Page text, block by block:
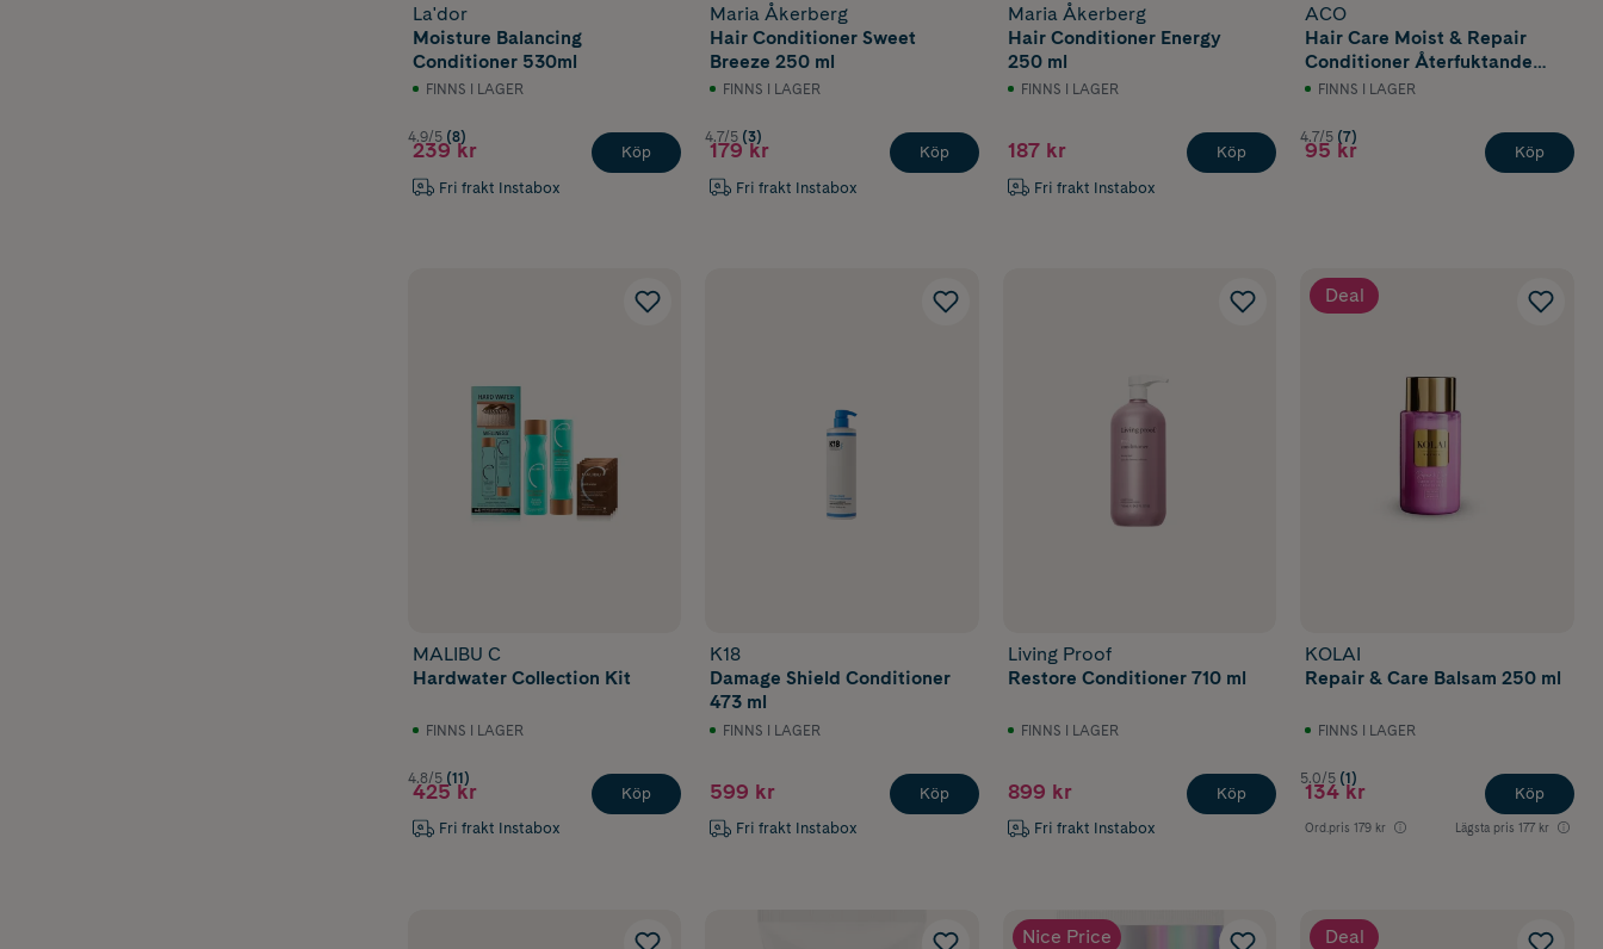
La'dor
Moisture Balancing
Conditioner 530ml
FINNS I LAGER
4.9/5 (8)
239 kr
Fri frakt Instabox
Köp
Maria Åkerberg
Hair Conditioner Sweet
Breeze 250 ml
FINNS I LAGER
4.7/5 (3)
179 kr
Fri frakt Instabox
Köp
Maria Åkerberg
Hair Conditioner Energy
250 ml
FINNS I LAGER
187 kr
Fri frakt Instabox
Köp
ACO
Hair Care Moist & Repair
Conditioner Återfuktande
Balsam 200 ml
FINNS I LAGER
4.7/5 (7)
95 kr Köp
MALIBU C
Hardwater Collection Kit
FINNS I LAGER
4.8/5 (11)
425 kr
Fri frakt Instabox
Köp
K18
Damage Shield Conditioner
473 ml
FINNS I LAGER
599 kr
Fri frakt Instabox
Köp
Living Proof
Restore Conditioner 710 ml
FINNS I LAGER
899 kr
Fri frakt Instabox
Köp
Deal
KOLAI
Repair & Care Balsam 250 ml
FINNS I LAGER
5.0/5 (1)
134 kr
Ord.pris 179 kr Lägsta pris 177 kr
Köp
Nice Price Deal